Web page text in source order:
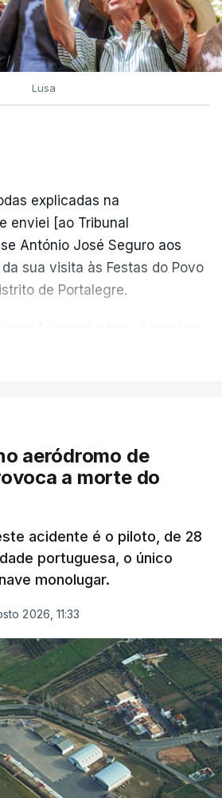
Lusa
explicadas na
enviei [ao Tribunal
António José Seguro aos
sua visita às Festas do Povo
de Portalegre.
com tratarmos com
mostrou dúvidas sobre se é
MEDIA ELEMENT
ESTÁ NESTE
"de uma enorme gravidade" a
da Repúblicade enviar para
aeródromo de
a morte do
acidente é o piloto, de 28
portuguesa, o único
monolugar.
2026, 11:33